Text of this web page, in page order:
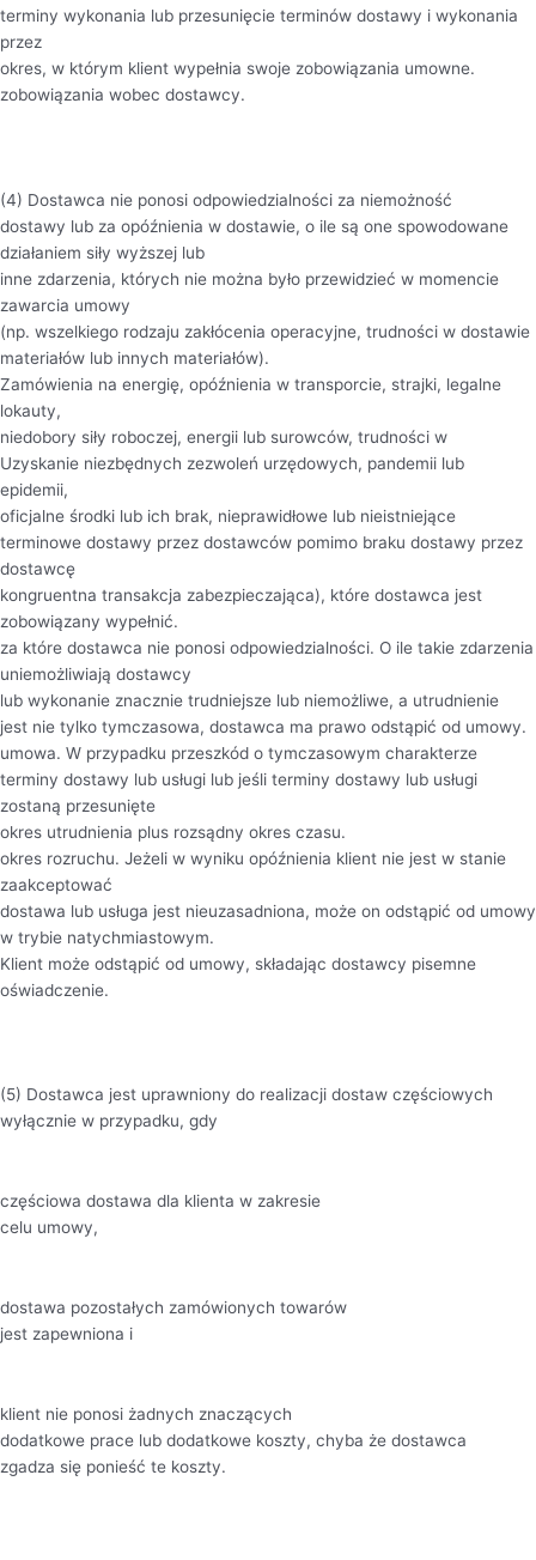
terminy wykonania lub przesunięcie terminów dostawy i wykonania
przez
okres, w którym klient wypełnia swoje zobowiązania umowne.
zobowiązania wobec dostawcy.
(4) Dostawca nie ponosi odpowiedzialności za niemożność
dostawy lub za opóźnienia w dostawie, o ile są one spowodowane
działaniem siły wyższej lub
inne zdarzenia, których nie można było przewidzieć w momencie
zawarcia umowy
(np. wszelkiego rodzaju zakłócenia operacyjne, trudności w dostawie
materiałów lub innych materiałów).
Zamówienia na energię, opóźnienia w transporcie, strajki, legalne
lokauty,
niedobory siły roboczej, energii lub surowców, trudności w
Uzyskanie niezbędnych zezwoleń urzędowych, pandemii lub
epidemii,
oficjalne środki lub ich brak, nieprawidłowe lub nieistniejące
terminowe dostawy przez dostawców pomimo braku dostawy przez
dostawcę
kongruentna transakcja zabezpieczająca), które dostawca jest
zobowiązany wypełnić.
za które dostawca nie ponosi odpowiedzialności. O ile takie zdarzenia
uniemożliwiają dostawcy
lub wykonanie znacznie trudniejsze lub niemożliwe, a utrudnienie
jest nie tylko tymczasowa, dostawca ma prawo odstąpić od umowy.
umowa. W przypadku przeszkód o tymczasowym charakterze
terminy dostawy lub usługi lub jeśli terminy dostawy lub usługi
zostaną przesunięte
okres utrudnienia plus rozsądny okres czasu.
okres rozruchu. Jeżeli w wyniku opóźnienia klient nie jest w stanie
zaakceptować
dostawa lub usługa jest nieuzasadniona, może on odstąpić od umowy
w trybie natychmiastowym.
Klient może odstąpić od umowy, składając dostawcy pisemne
oświadczenie.
(5) Dostawca jest uprawniony do realizacji dostaw częściowych
wyłącznie w przypadku, gdy
częściowa dostawa dla klienta w zakresie
celu umowy,
dostawa pozostałych zamówionych towarów
jest zapewniona i
klient nie ponosi żadnych znaczących
dodatkowe prace lub dodatkowe koszty, chyba że dostawca
zgadza się ponieść te koszty.